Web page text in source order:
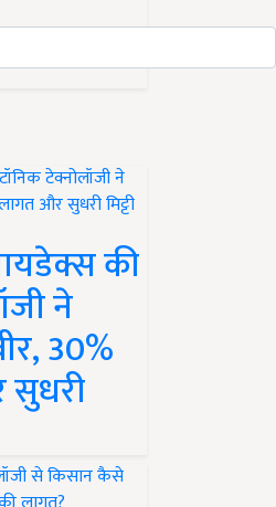
की
ने
30%